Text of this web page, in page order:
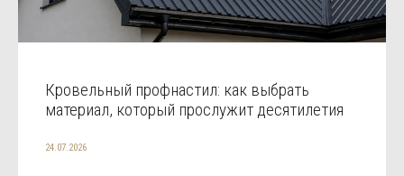
Кровельный профнастил: как выбрать
материал, который прослужит десятилетия
24.07.2026